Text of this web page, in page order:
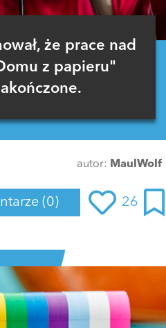
że prace nad
z papieru"
autor: MaulWolf
(0) 26